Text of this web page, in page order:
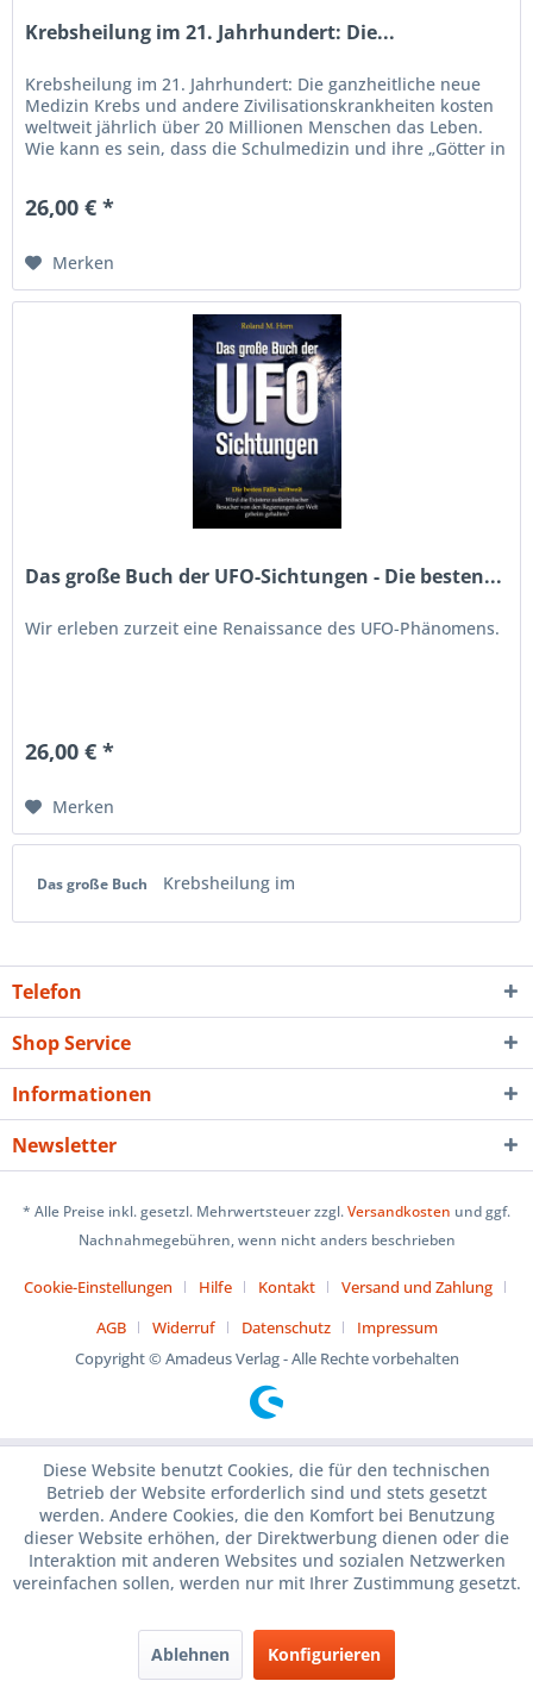
Krebsheilung im 21. Jahrhundert: Die...
Krebsheilung im 21. Jahrhundert: Die ganzheitliche neue
Medizin Krebs und andere Zivilisationskrankheiten kosten
weltweit jährlich über 20 Millionen Menschen das Leben.
Wie kann es sein, dass die Schulmedizin und ihre „Götter in
26,00 € *
Merken
Das große Buch der UFO-Sichtungen - Die besten...
Wir erleben zurzeit eine Renaissance des UFO-Phänomens.
26,00 € *
Merken
Das große Buch Krebsheilung im
Telefon
Shop Service
Informationen
Newsletter
* Alle Preise inkl. gesetzl. Mehrwertsteuer zzgl.Versandkosten und ggf.
Nachnahmegebühren, wenn nicht anders beschrieben
Cookie-Einstellungen Hilfe Kontakt
Versand und Zahlung
AGB
Widerruf Datenschutz
Impressum
Copyright © Amadeus Verlag - Alle Rechte vorbehalten
Diese Website benutzt Cookies, die für den technischen
Betrieb der Website erforderlich sind und stets gesetzt
werden. Andere Cookies, die den Komfort bei Benutzung
dieser Website erhöhen, der Direktwerbung dienen oder die
Interaktion mit anderen Websites und sozialen Netzwerken
vereinfachen sollen, werden nur mit Ihrer Zustimmung gesetzt.
Ablehnen Konfigurieren